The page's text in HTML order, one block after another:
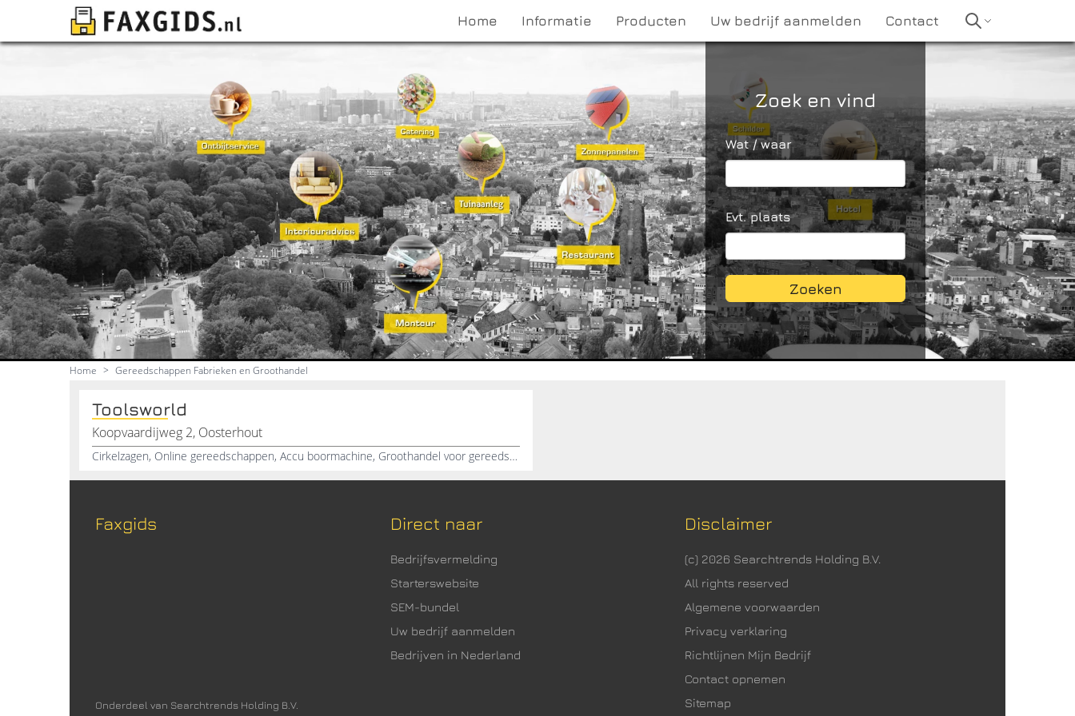
Home Informatie Producten Uw bedrijf aanmelden Contact
Zoek en vind
Wat / waar
Evt. plaats
Zoeken
Home > Gereedschappen Fabrieken en Groothandel
Toolsworld
Koopvaardijweg 2, Oosterhout
Cirkelzagen, Online gereedschappen, Accu boormachine, Groothandel voor gereedschappen
Faxgids
Onderdeel van Searchtrends Holding B.V.
Direct naar
Bedrijfsvermelding
Starterswebsite
SEM-bundel
Uw bedrijf aanmelden
Bedrijven in Nederland
Disclaimer
(c) 2026 Searchtrends Holding B.V.
All rights reserved
Algemene voorwaarden
Privacy verklaring
Richtlijnen Mijn Bedrijf
Contact opnemen
Sitemap